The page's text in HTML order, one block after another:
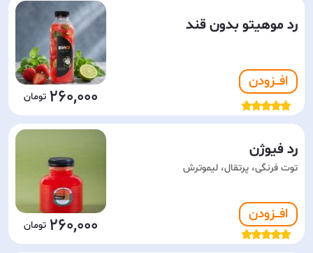
رد موهیتو بدون قند
افـــزودن
260,000
رد فیوژن
توت فرنگی، پرتقال، لیموترش
افـــزودن 260,000